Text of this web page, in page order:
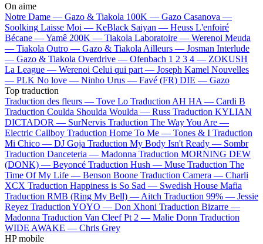
On aime
Notre Dame — Gazo & Tiakola 100K — Gazo Casanova —
Soolking Laisse Moi — KeBlack Saiyan — Heuss L'enfoiré
Bécane —Yamê 200K — Tiakola Laboratoire — Werenoi Meuda
— Tiakola Outro — Gazo & Tiakola Ailleurs — Josman Interlude
— Gazo & Tiakola Overdrive — Ofenbach 1 2 3 4 — ZOKUSH
La League — Werenoi Celui qui part — Joseph Kamel Nouvelles
— PLK No love — Ninho Urus — Favé (FR) DIE — Gazo
Top traduction
Traduction des fleurs — Tove Lo Traduction AH HA — Cardi B
Traduction Coulda Shoulda Woulda — Russ Traduction KYLIAN
DICTADOR — SurNervis Traduction The Way You Are —
Electric Callboy Traduction Home To Me — Tones & I Traduction
Mi Chico — DJ Goja Traduction My Body Isn't Ready — Sombr
Traduction Danceteria — Madonna Traduction MORNING DEW
(DONK) — Beyoncé Traduction Hush — Muse Traduction The
Time Of My Life — Benson Boone Traduction Camera — Charli
XCX Traduction Happiness is So Sad — Swedish House Mafia
Traduction RMB (Ring My Bell) — Aitch Traduction 99% — Jessie
Reyez Traduction YOYO — Don Xhoni Traduction Bizarre —
Madonna Traduction Van Cleef Pt 2 — Malie Donn Traduction
WIDE AWAKE — Chris Grey
HP mobile